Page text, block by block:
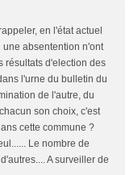
en l'état actuel
absentention n'ont
résultats d'election des
l'urne du bulletin du
de l'autre, du
son choix, c'est
cette commune ?
Le nombre de
A surveiller de